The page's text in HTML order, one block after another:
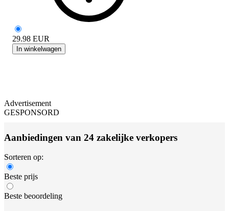
29.98 EUR
In winkelwagen
Advertisement
GESPONSORD
Aanbiedingen van 24 zakelijke verkopers
Sorteren op:
Beste prijs
Beste beoordeling